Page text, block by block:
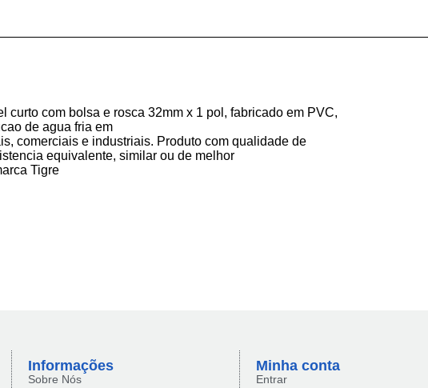
curto com bolsa e rosca 32mm x 1 pol, fabricado em PVC,
de agua fria em
comerciais e industriais. Produto com qualidade de
equivalente, similar ou de melhor
Tigre
Informações
Sobre Nós
Minha conta​
Entrar